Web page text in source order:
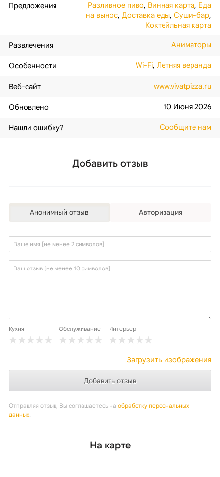
Предложения Разливное пиво, Винная карта, Еда
на вынос,Доставка еды,Суши-бар,
Коктейльная карта
Развлечения Аниматоры
Особенности Wi-Fi,Летняя веранда
Веб-сайт www.vivatpizza.ru
Обновлено 10 Июня 2026
Нашли ошибку? Сообщите нам
Добавить отзыв
Анонимный отзыв Авторизация
Кухня Обслуживание Интерьер
Загрузить изображения
Отправляя отзыв, Вы соглашаетесь на обработку персональных
данных.
На карте